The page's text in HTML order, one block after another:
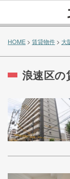
HOME > 賃貸物件 > 大
浪速区の